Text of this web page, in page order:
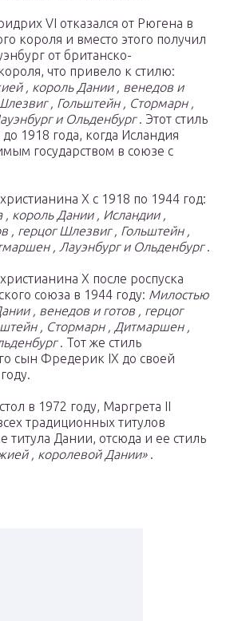
VI отказался от Рюгена в
короля и вместо этого получил
от британско-
что привело к стилю:
, король Дании , венедов и
, Гольштейн , Стормарн ,
и Ольденбург. Этот стиль
до 1918 года, когда Исландия
государством в союзе с
X с 1918 по 1944 год:
король Дании , Исландии ,
, герцог Шлезвиг , Гольштейн ,
, Лауэнбург и Ольденбург.
X после роспуска
союза в 1944 году: Милостью
, венедов и готов , герцог
, Стормарн , Дитмаршен ,
. Тот же стиль
сын Фредерик IX до своей
в 1972 году, Маргрета II
традиционных титулов
титула Дании, отсюда и ее стиль
, королевой Дании».